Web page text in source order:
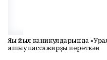
Яңы йыл каникулдарында
ашыу пассажирҙы йөрөткән